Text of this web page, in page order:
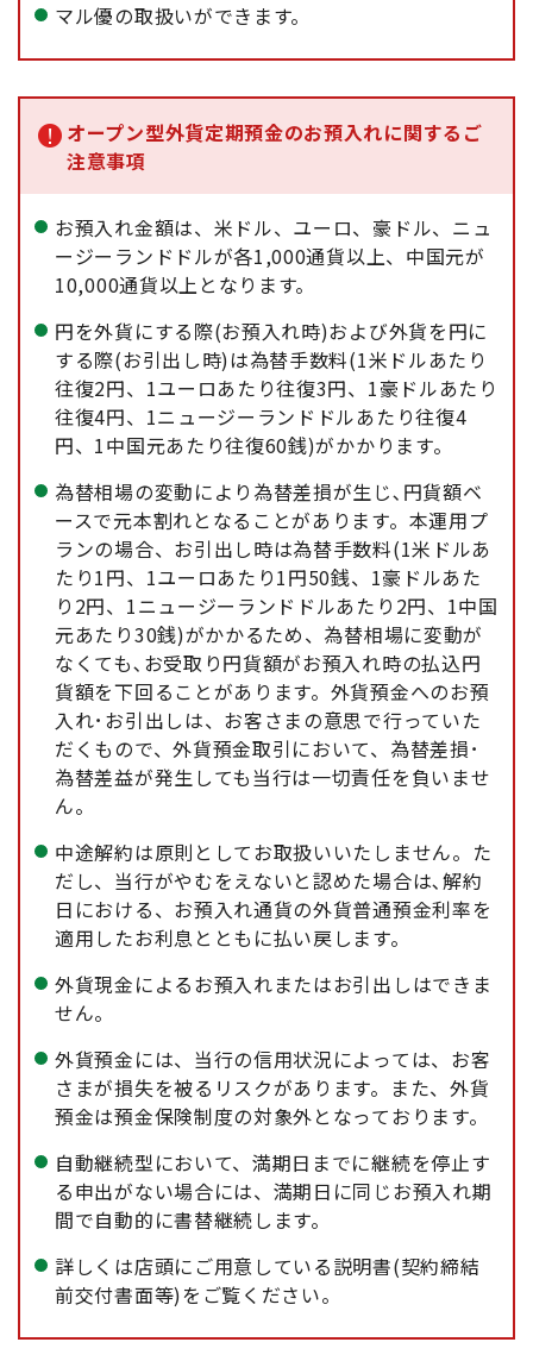
マル優の取扱いができます。
オープン型外貨定期預金のお預入れに関するご
注意事項
お預入れ金額は、米ドル、ユーロ、豪ドル、ニュ
ージーランドドルが各1,000通貨以上、中国元が
10,000通貨以上となります。
円を外貨にする際(お預入れ時)および外貨を円に
する際(お引出し時)は為替手数料(1米ドルあたり
往復2円、1ユーロあたり往復3円、1豪ドルあたり
往復4円、1ニュージーランドドルあたり往復4
円、1中国元あたり往復60銭)がかかります。
為替相場の変動により為替差損が生じ､円貨額ベ
ースで元本割れとなることがあります。本運用プ
ランの場合、お引出し時は為替手数料(1米ドルあ
たり1円、1ユーロあたり1円50銭、1豪ドルあた
り2円、1ニュージーランドドルあたり2円、1中国
元あたり30銭)がかかるため、為替相場に変動が
なくても､お受取り円貨額がお預入れ時の払込円
貨額を下回ることがあります。外貨預金へのお預
入れ･お引出しは、お客さまの意思で行っていた
だくもので、外貨預金取引において、為替差損･
為替差益が発生しても当行は一切責任を負いませ
ん。
中途解約は原則としてお取扱いいたしません。た
だし、当行がやむをえないと認めた場合は､解約
日における、お預入れ通貨の外貨普通預金利率を
適用したお利息とともに払い戻します。
外貨現金によるお預入れまたはお引出しはできま
せん。
外貨預金には、当行の信用状況によっては、お客
さまが損失を被るリスクがあります。また、外貨
預金は預金保険制度の対象外となっております。
自動継続型において、満期日までに継続を停止す
る申出がない場合には、満期日に同じお預入れ期
間で自動的に書替継続します。
詳しくは店頭にご用意している説明書(契約締結
前交付書面等)をご覧ください。